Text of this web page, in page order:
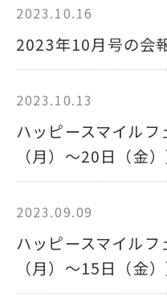
2023.10.16
2023年10月号の会
2023.10.13
ハッピースマイル
（月）～20日（金
2023.09.09
ハッピースマイル
（月）～15日（金